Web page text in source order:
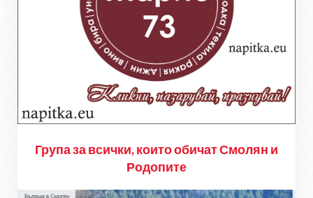
Група за всички, които обичат Смолян и
Родопите